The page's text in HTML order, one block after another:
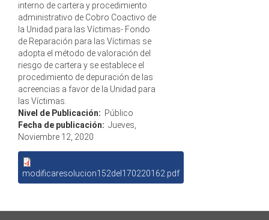
interno de cartera y procedimiento
administrativo de Cobro Coactivo de
la Unidad para las Víctimas- Fondo
de Reparación para las Víctimas se
adopta el método de valoración del
riesgo de cartera y se establece el
procedimiento de depuración de las
acreencias a favor de la Unidad para
las Víctimas.
Nivel de Publicación: Público
Fecha de publicación: Jueves,
Noviembre 12, 2020
modificaresolucion152del170220162.pdf